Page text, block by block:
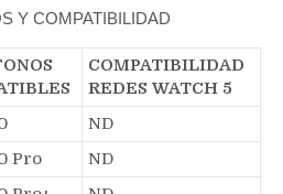
Y COMPATIBILIDAD
COMPATIBILIDAD
REDES WATCH 5
ND
Pro
ND